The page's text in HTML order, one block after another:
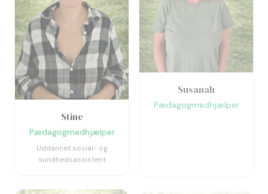
Stine
Pædagogmedhjælper
sundhedsassistent